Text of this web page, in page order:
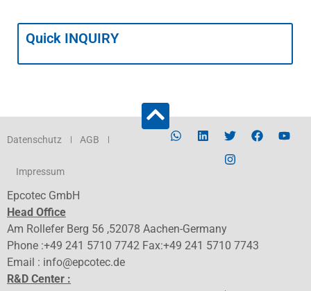
Quick INQUIRY
Datenschutz AGB
Impressum
Epcotec GmbH
Head Office
Am Rollefer Berg 56 ,52078 Aachen-Germany
Phone :+49 241 5710 7742 Fax:+49 241 5710 7743
Email : info@epcotec.de
R&D Center :